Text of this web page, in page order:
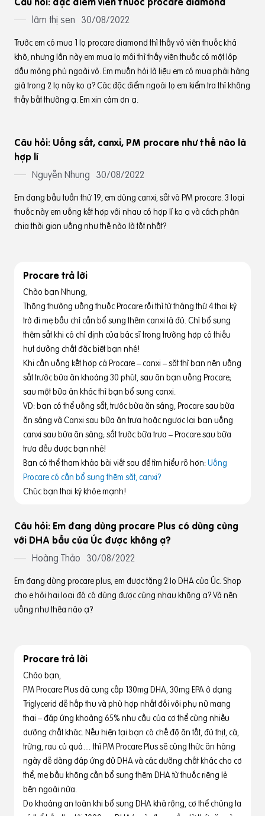
lâm thị sen 30/08/2022
Trước em có mua 1 lọ procare diamond thì thấy vỏ viên thuốc khá
khô, nhưng lần này em mua lọ mới thì thấy viên thuốc có một lớp
dầu mỏng phủ ngoài vỏ. Em muốn hỏi là liệu em có mua phải hàng
giả trong 2 lọ này ko ạ? Các đặc điểm ngoài lọ em kiểm tra thì không
thấy bất thường ạ. Em xin cảm ơn ạ.
Câu hỏi: Uống sắt, canxi, PM procare như thế nào là
hợp lí
Nguyễn Nhung 30/08/2022
Em đang bầu tuần thứ 19, em dùng canxi, sắt và PM procare. 3 loại
thuốc này em uống kết hợp với nhau có hợp lí ko ạ và cách phân
chia thời gian uống như thế nào là tốt nhất?
Procare trả lời
Chào bạn Nhung,
Thông thường uống thuốc Procare rồi thì từ tháng thứ 4 thai kỳ
trở đi mẹ bầu chỉ cần bổ sung thêm canxi là đủ. Chỉ bổ sung
thêm sắt khi có chỉ định của bác sĩ trong trường hợp có thiếu
hụt dưỡng chất đăc biệt bạn nhé!
Khi cần uống kết hợp cả Procare – canxi – săt thì bạn nên uống
sắt trước bữa ăn khoảng 30 phút, sau ăn bạn uống Procare;
sau một bữa ăn khác thì bạn bổ sung canxi.
VD: bạn có thể uống sắt, trước bữa ăn sáng, Procare sau bữa
ăn sáng và Canxi sau bữa ăn trưa hoặc ngược lại bạn uống
canxi sau bữa ăn sáng; sắt trước bữa trưa – Procare sau bữa
trưa đều được bạn nhé!
Bạn có thể tham khảo bài viết sau để tìm hiểu rõ hơn:Uống
Procare có cần bổ sung thêm săt, canxi?
Chúc bạn thai kỳ khỏe mạnh!
Câu hỏi: Em đang dùng procare Plus có dùng cùng
với DHA bầu của Úc được không ạ?
Hoàng Thảo 30/08/2022
Em đang dùng procare plus, em được tặng 2 lọ DHA của Úc. Shop
cho e hỏi hai loại đó có dùng được cùng nhau không ạ? Và nên
uống như thêa nào ạ?
Procare trả lời
Chào bạn,
PM Procare Plus đã cung cấp 130mg DHA, 30mg EPA ở dạng
Triglycerid dễ hấp thu và phù hợp nhất đối với phụ nữ mang
thai – đáp ứng khoảng 65% nhu cầu của cơ thể cùng nhiều
dưỡng chất khác. Nếu hiện tại bạn có chế độ ăn tốt, đủ thịt, cá,
trứng, rau củ quả… thì PM Procare Plus sẽ cùng thức ăn hàng
ngày dễ dàng đáp ứng đủ DHA và các dưỡng chất khác cho cơ
thể, mẹ bầu không cần bổ sung thêm DHA từ thuốc riêng lẻ
bên ngoài nữa.
Do khoảng an toàn khi bổ sung DHA khá rộng, cơ thể chúng ta